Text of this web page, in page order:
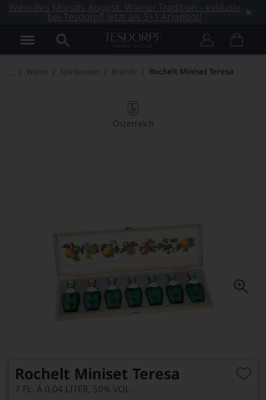
Wein des Monats August: Wiener Tradition - exklusiv
bei Tesdorpf! Jetzt als 5+1 Angebot!
Weine Spirituosen Brände Rochelt Miniset Teresa
Österreich
Rochelt Miniset Teresa
7 FL. Á 0,04 LITER, 50% VOL.